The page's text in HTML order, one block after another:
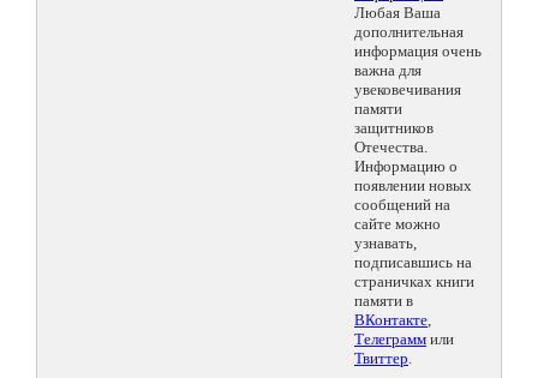
Любая Ваша
дополнительная
информация очень
важна для
увековечивания
памяти
защитников
Отечества.
Информацию о
появлении новых
сообщений на
сайте можно
узнавать,
подписавшись на
страничках книги
памяти в
ВКонтакте,
Телеграмм или
Твиттер.